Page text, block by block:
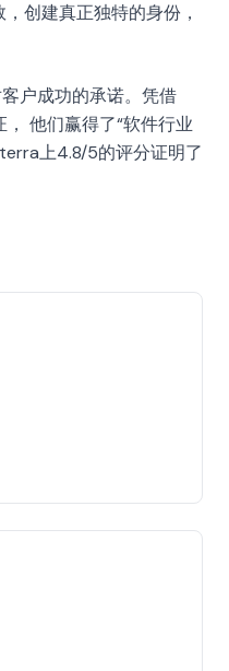
创建真正独特的身份，
户成功的承诺。凭借
他们赢得了“软件行业
上4.8/5的评分证明了